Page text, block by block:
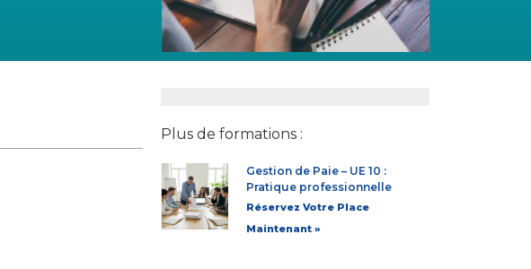
Plus de formations :
Gestion de Paie – UE 10 :
Pratique professionnelle
Réservez Votre Place
Maintenant »